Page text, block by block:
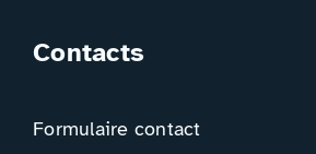
Contacts
Formulaire contact